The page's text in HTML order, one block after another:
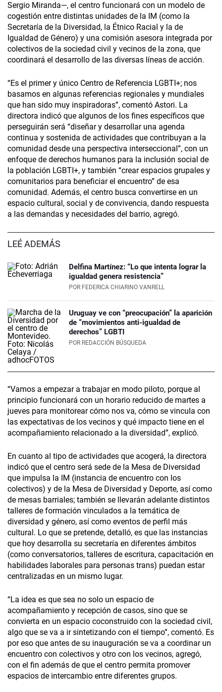
Sergio Miranda—, el centro funcionará con un modelo de
cogestión entre distintas unidades de la IM (como la
Secretaría de la Diversidad, la Étnico Racial y la de
Igualdad de Género) y una comisión asesora integrada por
colectivos de la sociedad civil y vecinos de la zona, que
coordinará el desarrollo de las diversas líneas de acción.
“Es el primer y único Centro de Referencia LGBTI+; nos
basamos en algunas referencias regionales y mundiales
que han sido muy inspiradoras”, comentó Astori. La
directora indicó que algunos de los fines específicos que
perseguirán será “diseñar y desarrollar una agenda
continua y sostenida de actividades que contribuyan a la
comunidad desde una perspectiva interseccional”, con un
enfoque de derechos humanos para la inclusión social de
la población LGBTI+, y también “crear espacios grupales y
comunitarios para beneficiar el encuentro” de esa
comunidad. Además, el centro busca convertirse en un
espacio cultural, social y de convivencia, dando respuesta
a las demandas y necesidades del barrio, agregó.
LEÉ ADEMÁS
Delfina Martínez: “Lo que intenta lograr la
igualdad genera resistencia”
POR FEDERICA CHIARINO VANRELL
Uruguay ve con “preocupación” la aparición
de “movimientos anti-igualdad de
derechos” LGBTI
POR REDACCIÓN BÚSQUEDA
“Vamos a empezar a trabajar en modo piloto, porque al
principio funcionará con un horario reducido de martes a
jueves para monitorear cómo nos va, cómo se vincula con
las expectativas de los vecinos y qué impacto tiene en el
acompañamiento relacionado a la diversidad”, explicó.
En cuanto al tipo de actividades que acogerá, la directora
indicó que el centro será sede de la Mesa de Diversidad
que impulsa la IM (instancia de encuentro con los
colectivos) y de la Mesa de Diversidad y Deporte, así como
de mesas barriales; también se llevarán adelante distintos
talleres de formación vinculados a la temática de
diversidad y género, así como eventos de perfil más
cultural. Lo que se pretende, detalló, es que las instancias
que hoy desarrolla su secretaría en diferentes ámbitos
(como conversatorios, talleres de escritura, capacitación en
habilidades laborales para personas trans) puedan estar
centralizadas en un mismo lugar.
“La idea es que sea no solo un espacio de
acompañamiento y recepción de casos, sino que se
convierta en un espacio coconstruido con la sociedad civil,
algo que se va a ir sintetizando con el tiempo”, comentó. Es
por eso que antes de su inauguración se va a coordinar un
encuentro con colectivos y otro con los vecinos, agregó,
con el fin además de que el centro permita promover
espacios de intercambio entre diferentes grupos.